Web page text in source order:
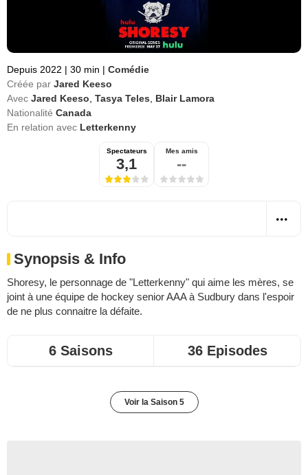
Depuis 2022 | 30 min | Comédie
Créée par Jared Keeso
Avec Jared Keeso Tasya Teles
Blair Lamora
Nationalité Canada
En relation avec Letterkenny
Spectateurs
3,1
Mes amis
--
Synopsis & Info
Shoresy, le personnage de "Letterkenny" qui aime les mères, se
joint à une équipe de hockey senior AAA à Sudbury dans l'espoir
de ne plus connaitre la défaite.
6 Saisons 36 Episodes
Voir la Saison 5